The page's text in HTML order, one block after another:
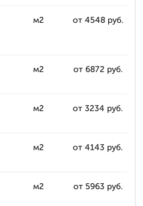
м2 от 4548 руб.
м2 от 6872 руб.
м2 от 3234 руб.
м2 от 4143 руб.
м2 от 5963 руб.